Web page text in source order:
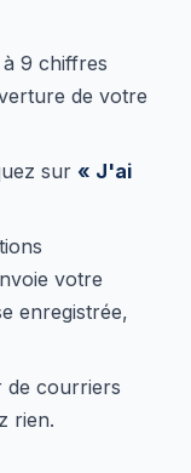
9 chiffres
de votre
sur « J'ai
votre
enregistrée,
de courriers
rien.